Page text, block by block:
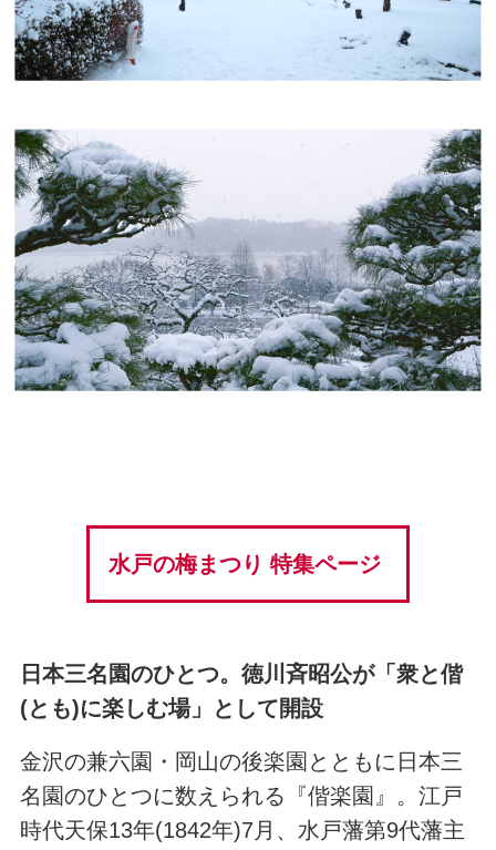
水戸の梅まつり 特集ページ
日本三名園のひとつ。徳川斉昭公が「衆と偕
(とも)に楽しむ場」として開設
金沢の兼六園・岡山の後楽園とともに日本三
名園のひとつに数えられる『偕楽園』。江戸
時代天保13年(1842年)7月、水戸藩第9代藩主